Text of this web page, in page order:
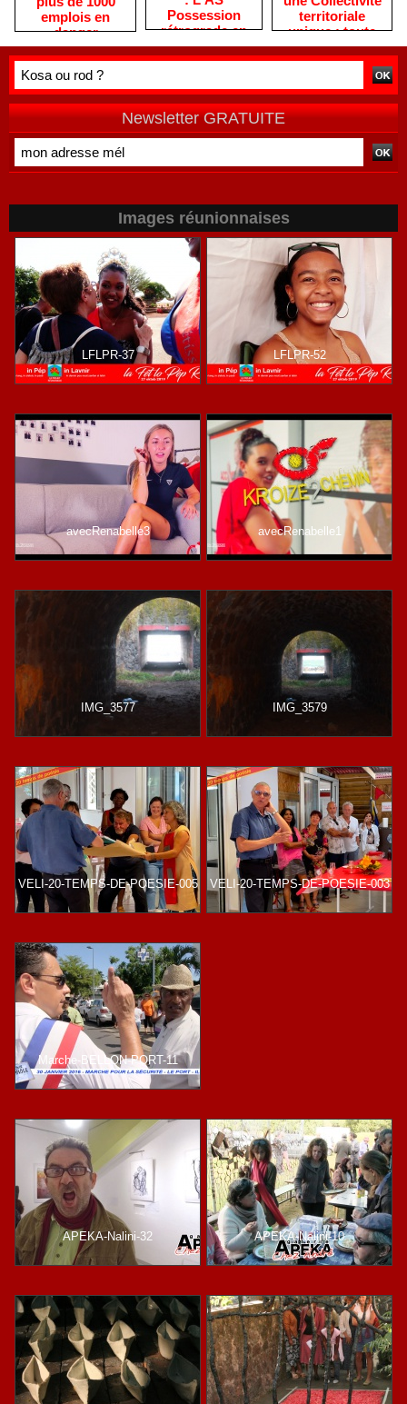
emplois en
danger
Possession
rétrograde en
deuxième
division
territoriale
unique : toute
autre prise de
position ne peut
qu'individuelle
Newsletter GRATUITE
Images réunionnaises
LFLPR-37 LFLPR-52
avecRenabelle3 avecRenabelle1
IMG_3577 IMG_3579
VELI-20-TEMPS-DE-POESIE-005 VELI-20-TEMPS-DE-POESIE-003
Marche-BELLON-PORT-11
APEKA-Nalini-32 APEKA-Nalini-10